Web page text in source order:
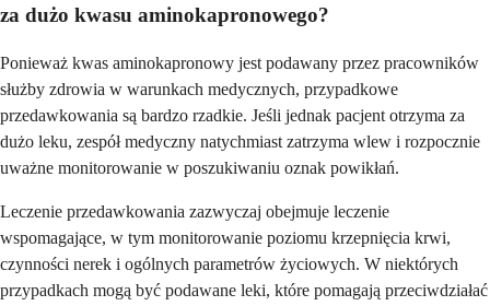
za dużo kwasu aminokapronowego?
Ponieważ kwas aminokapronowy jest podawany przez pracowników
służby zdrowia w warunkach medycznych, przypadkowe
przedawkowania są bardzo rzadkie. Jeśli jednak pacjent otrzyma za
dużo leku, zespół medyczny natychmiast zatrzyma wlew i rozpocznie
uważne monitorowanie w poszukiwaniu oznak powikłań.
Leczenie przedawkowania zazwyczaj obejmuje leczenie
wspomagające, w tym monitorowanie poziomu krzepnięcia krwi,
czynności nerek i ogólnych parametrów życiowych. W niektórych
przypadkach mogą być podawane leki, które pomagają przeciwdziałać